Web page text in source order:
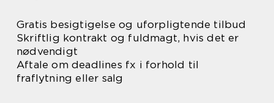
Gratis besigtigelse og uforpligtende tilbud
Skriftlig kontrakt og fuldmagt, hvis det er
nødvendigt
Aftale om deadlines fx i forhold til
fraflytning eller salg